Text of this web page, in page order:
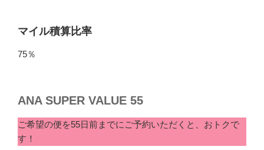
マイル積算比率
75％
ANA SUPER VALUE 55
ご希望の便を55日前までにご予約いただくと、おトクで
す！